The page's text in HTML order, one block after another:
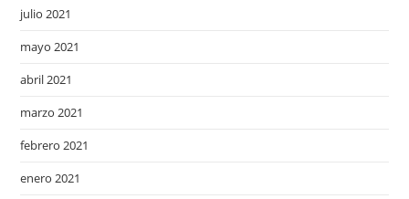
julio 2021
mayo 2021
abril 2021
marzo 2021
febrero 2021
enero 2021